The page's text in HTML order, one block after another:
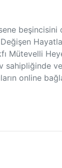
Mütevelli
sahipliğinde
online